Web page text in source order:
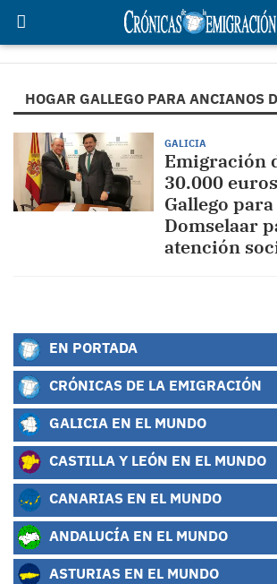
HOGAR GALLEGO PARA ANCIANOS
GALICIA
Emigración
30.000
Gallego
Domselaar
atención
EN PORTADA
CRÓNICAS DE LA EMIGRACIÓN
GALICIA EN EL MUNDO
CASTILLA Y LEÓN EN EL MUNDO
CANARIAS EN EL MUNDO
ANDALUCÍA EN EL MUNDO
ASTURIAS EN EL MUNDO